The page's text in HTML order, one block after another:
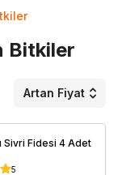
Bitkiler
Artan Fiyat
Sivri Fidesi 4 Adet
5